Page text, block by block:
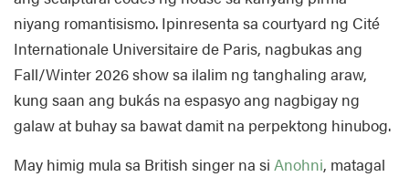
niyang romantisismo. Ipinresenta sa courtyard ng Cité
Internationale Universitaire de Paris, nagbukas ang
Fall/Winter 2026 show sa ilalim ng tanghaling araw,
kung saan ang bukás na espasyo ang nagbigay ng
galaw at buhay sa bawat damit na perpektong hinubog.
May himig mula sa British singer na si Anohni, matagal